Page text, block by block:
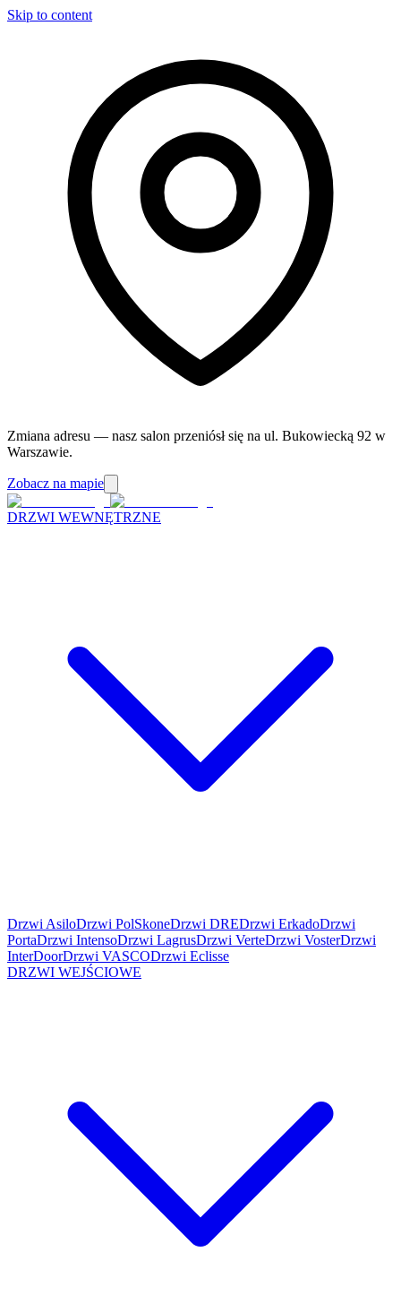
Skip to content
Zmiana adresu — nasz salon przeniósł się na ul. Bukowiecką 92 w
Warszawie.
Zobacz na mapie
DRZWI WEWNĘTRZNE
Drzwi AsiloDrzwi PolSkoneDrzwi DREDrzwi ErkadoDrzwi
PortaDrzwi IntensoDrzwi LagrusDrzwi VerteDrzwi VosterDrzwi
InterDoorDrzwi VASCODrzwi Eclisse
DRZWI WEJŚCIOWE